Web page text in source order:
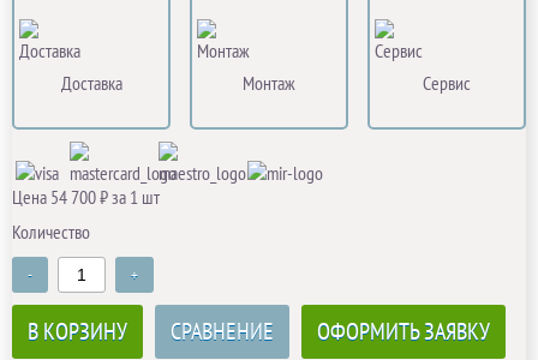
Доставка Монтаж Сервис
Цена 54 700 ₽ за 1 шт
Количество
- +
В КОРЗИНУ СРАВНЕНИЕ ОФОРМИТЬ ЗАЯВКУ